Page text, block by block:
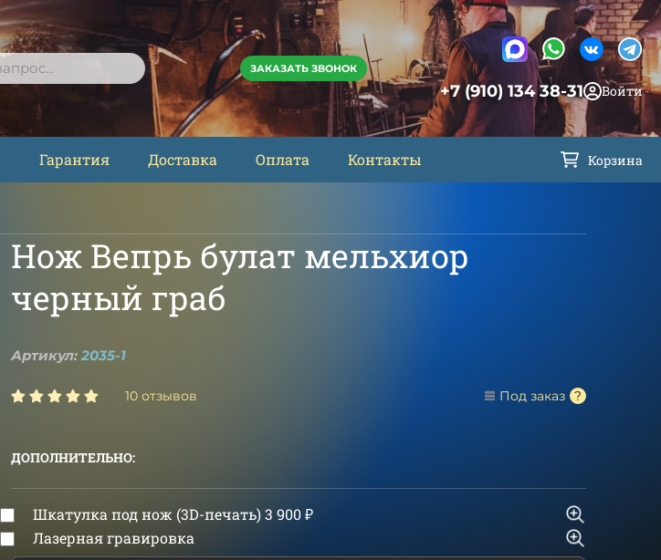
ПОИСК ЗАКАЗАТЬ ЗВОНОК
+7 (910) 134 38-31 Войти
Гарантия Доставка Оплата Контакты Корзина
Нож Вепрь булат мельхиор
черный граб
Артикул: 2035-1
10 отзывов Под заказ
ДОПОЛНИТЕЛЬНО:
Шкатулка под нож (3D-печать)3 900₽
Лазерная гравировка